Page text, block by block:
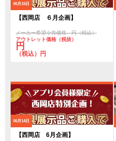
06月15日
【西岡店 ６月企画】
メーカー希望小売価格 円（税込）
アウトレット価格（税抜）
円
（税込）円
06月14日
【西岡店 6月企画】